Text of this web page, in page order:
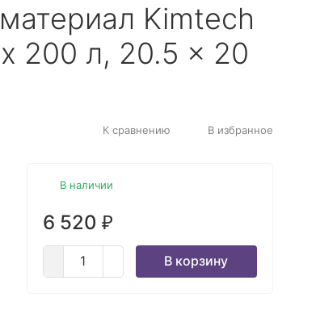
Kimtech
200 л, 20.5 × 20
К сравнению В избранное
В наличии
6 520 ₽
В корзину